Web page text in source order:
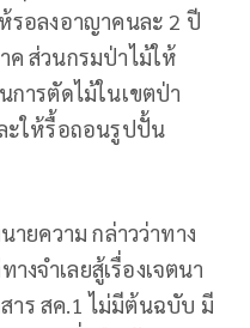
รอลงอาญาคนละ 2 ปี
ค ส่วนกรมป่าไม้ให้
การตัดไม้ในเขตป่า
ะให้รื้อถอนรูปปั้น
ายความ กล่าวว่าทาง
งจำเลยสู้เรื่องเจตนา
สาร สค.1 ไม่มีต้นฉบับ มี